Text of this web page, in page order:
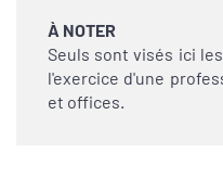
À NOTER
Seuls sont visés ici
l'exercice d'une
et offices.